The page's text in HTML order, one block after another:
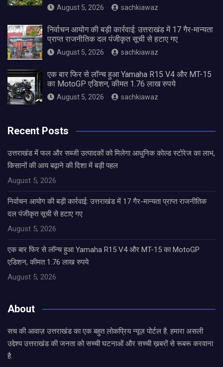
August 5, 2026 sachkiawaz
निर्वाचन आयोग की बड़ी कार्रवाई: उत्तराखंड में 17 गैर-मान्यता
प्राप्त राजनीतिक दल पंजीकृत सूची से हटाए गए
August 5, 2026 sachkiawaz
एक बार फिर से लॉन्च हुआ Yamaha R15 V4 और MT-15
का MotoGP एडिशन, कीमत 1.76 लाख रुपये
August 5, 2026 sachkiawaz
Recent Posts
उत्तराखंड में फल और सब्जी उत्पादकों को मिलेगा आधुनिक कोल्ड स्टोरेज का लाभ,
किसानों की आय बढ़ाने की दिशा में बड़ी पहल
August 5, 2026
निर्वाचन आयोग की बड़ी कार्रवाई: उत्तराखंड में 17 गैर-मान्यता प्राप्त राजनीतिक
दल पंजीकृत सूची से हटाए गए
August 5, 2026
एक बार फिर से लॉन्च हुआ Yamaha R15 V4 और MT-15 का MotoGP
एडिशन, कीमत 1.76 लाख रुपये
August 5, 2026
About
सच की आवाज़ उत्तराखंड का एक बहुत लोकप्रिय न्यूज़ पोर्टल है. हमारा असली
उद्देश्य उत्तराखंड की जनता को सच्ची घटनाओं और सच्ची ख़बरों से रूबरू करवाना
है.